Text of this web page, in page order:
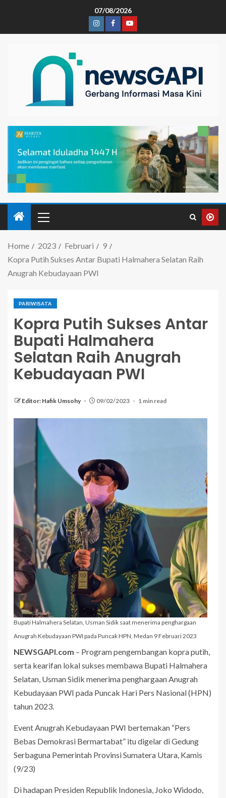
07/08/2026
Home 2023 Februari
9
Kopra Putih Sukses Antar Bupati Halmahera Selatan Raih
Anugrah Kebudayaan PWI
PARIWISATA
Kopra Putih Sukses Antar
Bupati Halmahera
Selatan Raih Anugrah
Kebudayaan PWI
Editor: Hafik Umsohy 09/02/2023 1 min read
Bupati Halmahera Selatan, Usman Sidik saat menerima penghargaan
Anugrah Kebudayaan PWI pada Puncak HPN, Medan 9 Februari 2023
NEWSGAPI.com – Program pengembangan kopra putih,
serta kearifan lokal sukses membawa Bupati Halmahera
Selatan, Usman Sidik menerima penghargaan Anugrah
Kebudayaan PWI pada Puncak Hari Pers Nasional (HPN)
tahun 2023.
Event Anugrah Kebudayaan PWI bertemakan “Pers
Bebas Demokrasi Bermartabat” itu digelar di Gedung
Serbaguna Pemerintah Provinsi Sumatera Utara, Kamis
(9/23)
Di hadapan Presiden Republik Indonesia, Joko Widodo,